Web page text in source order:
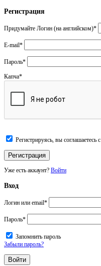
Регистрация
Придумайте Логин (на английском)*
E-mail*
Пароль*
Капча*
Регистрируясь, вы соглашаетесь с
Уже есть аккаунт? Войти
Вход
Логин или email*
Пароль*
Запомнить пароль
Забыли пароль?